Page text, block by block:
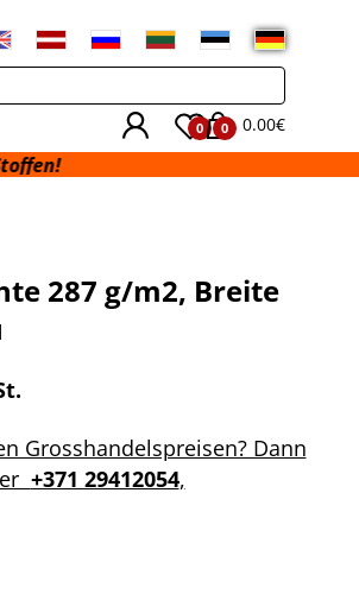
0 0 0.00€
287 g/m2, Breite
Grosshandelspreisen? Dann
+371 29412054,